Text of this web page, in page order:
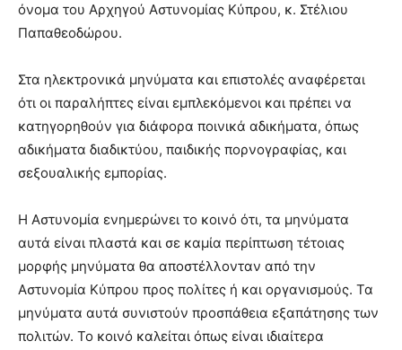
όνομα του Αρχηγού Αστυνομίας Κύπρου, κ. Στέλιου
Παπαθεοδώρου.
Στα ηλεκτρονικά μηνύματα και επιστολές αναφέρεται
ότι οι παραλήπτες είναι εμπλεκόμενοι και πρέπει να
κατηγορηθούν για διάφορα ποινικά αδικήματα, όπως
αδικήματα διαδικτύου, παιδικής πορνογραφίας, και
σεξουαλικής εμπορίας.
Η Αστυνομία ενημερώνει το κοινό ότι, τα μηνύματα
αυτά είναι πλαστά και σε καμία περίπτωση τέτοιας
μορφής μηνύματα θα αποστέλλονταν από την
Αστυνομία Κύπρου προς πολίτες ή και οργανισμούς. Τα
μηνύματα αυτά συνιστούν προσπάθεια εξαπάτησης των
πολιτών. Το κοινό καλείται όπως είναι ιδιαίτερα